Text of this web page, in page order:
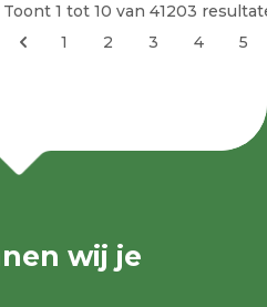
Toont 1 tot 10 van 41203
1
2 3 4 5
wij je